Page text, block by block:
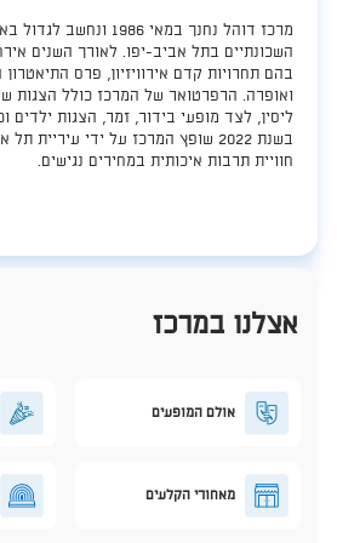
​​מרכז דוהל נחנך במאי 1986
השכונתיים בתל אביב-יפו. לאורך השנים
בהם תחרויות קדם אירוויזיון, פרס
ואופרה. הרפרטואר של המרכז כולל הצגות
ליסין, לצד מופעי בידור, זמר, הצגות ילדים
בשנת 2022 שופץ המרכז על ידי
חוויית תרבות איכותית במחירים נגישים.
אצלנו במרכז
אולם המופעים
מאחורי הקלעים